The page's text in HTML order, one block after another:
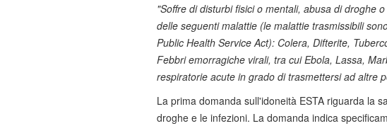
"Soffre di disturbi fisici o mentali, abusa di droghe
delle seguenti malattie (le malattie trasmissibili
Public Health Service Act): Colera, Difterite,
Febbri emorragiche virali, tra cui Ebola, Lassa,
respiratorie acute in grado di trasmettersi ad altre
La prima domanda sull'idoneità ESTA riguarda la
droghe e le infezioni. La domanda indica